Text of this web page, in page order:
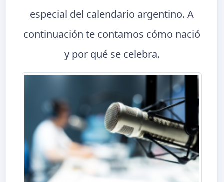
especial del calendario argentino. A
continuación te contamos cómo nació
y por qué se celebra.